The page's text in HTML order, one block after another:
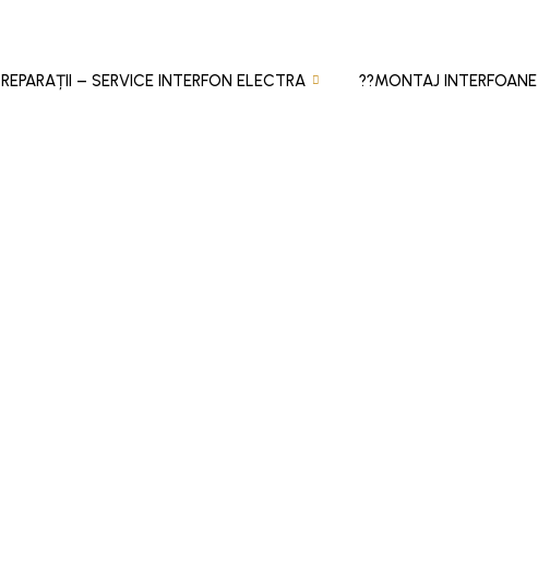
REPARAȚII – SERVICE INTERFON ELECTRA ?‍?MONTAJ INTERFOANE